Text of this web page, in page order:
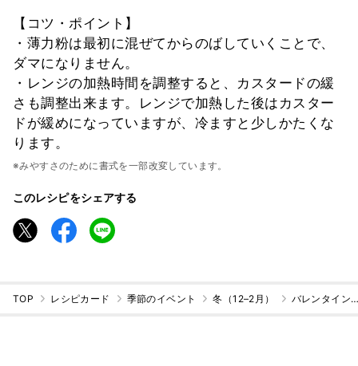
【コツ・ポイント】
・薄力粉は最初に混ぜてからのばしていくことで、
ダマになりません。
・レンジの加熱時間を調整すると、カスタードの緩
さも調整出来ます。レンジで加熱した後はカスター
ドが緩めになっていますが、冷ますと少しかたくな
ります。
※みやすさのために書式を一部改変しています。
このレシピをシェアする
TOP レシピカード 季節のイベント 冬（12–2月） バレンタイ